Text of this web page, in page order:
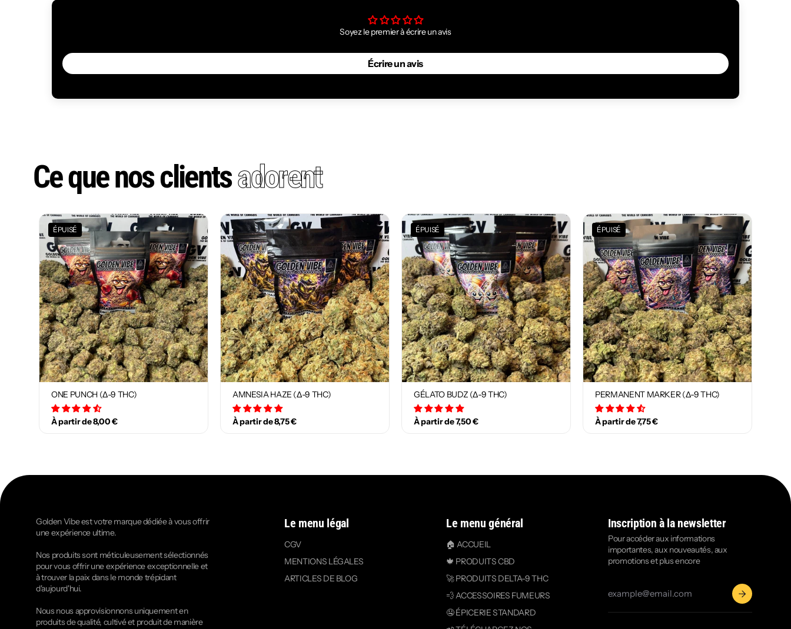
Soyez le premier à écrire un avis
Écrire un avis
Ce que nos clientsadorent
ÉPUISÉ
ONE PUNCH (Δ-9 THC)
À partir de 8,00 €
AMNESIA HAZE (Δ-9 THC)
À partir de 8,75 €
ÉPUISÉ
GÉLATO BUDZ (Δ-9 THC)
À partir de 7,50 €
ÉPUISÉ
PERMANENT MARKER (Δ-9 THC)
À partir de 7,75 €
Golden Vibe est votre marque dédiée à vous offrir
une expérience ultime.
Nos produits sont méticuleusement sélectionnés
pour vous offrir une expérience exceptionnelle et
à trouver la paix dans le monde trépidant
d'aujourd'hui.
Nous nous approvisionnons uniquement en
produits de qualité, cultivé et produit de manière
Le menu légal
CGV
MENTIONS LÉGALES
ARTICLES DE BLOG
Le menu général
🏠 ACCUEIL
🍁 PRODUITS CBD
🚀 PRODUITS DELTA-9 THC
💨 ACCESSOIRES FUMEURS
🤤 ÉPICERIE STANDARD
Inscription à la newsletter
Pour accéder aux informations
importantes, aux nouveautés, aux
promotions et plus encore